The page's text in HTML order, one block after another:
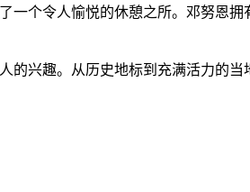
个令人愉悦的休憩之所。邓努恩
兴趣。从历史地标到充满活力的